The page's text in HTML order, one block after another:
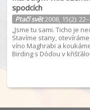
spodcích
Ptačí svět2008, 15(2):
„Jsme tu sami. Ticho je
Stavíme stany,
víno Maghrabi a
Birding s Dóďou v